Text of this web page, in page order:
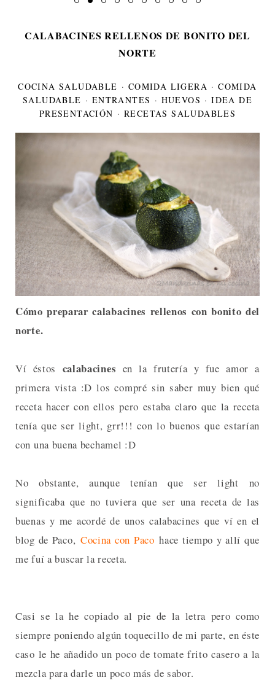
CALABACINES RELLENOS DE BONITO DEL
NORTE
COCINA SALUDABLE · COMIDA LIGERA ·COMIDA
SALUDABLE · ENTRANTES · HUEVOS ·IDEA DE
PRESENTACIÓN · RECETAS SALUDABLES
Cómo preparar calabacines rellenos con bonito del
norte.
Ví éstos calabacines en la frutería y fue amor a
primera vista :D los compré sin saber muy bien qué
receta hacer con ellos pero estaba claro que la receta
tenía que ser light, grr!!! con lo buenos que estarían
con una buena bechamel :D
No obstante, aunque tenían que ser light no
significaba que no tuviera que ser una receta de las
buenas y me acordé de unos calabacines que ví en el
blog de Paco, Cocina con Paco hace tiempo y allí que
me fuí a buscar la receta.
Casi se la he copiado al pie de la letra pero como
siempre poniendo algún toquecillo de mi parte, en éste
caso le he añadido un poco de tomate frito casero a la
mezcla para darle un poco más de sabor.